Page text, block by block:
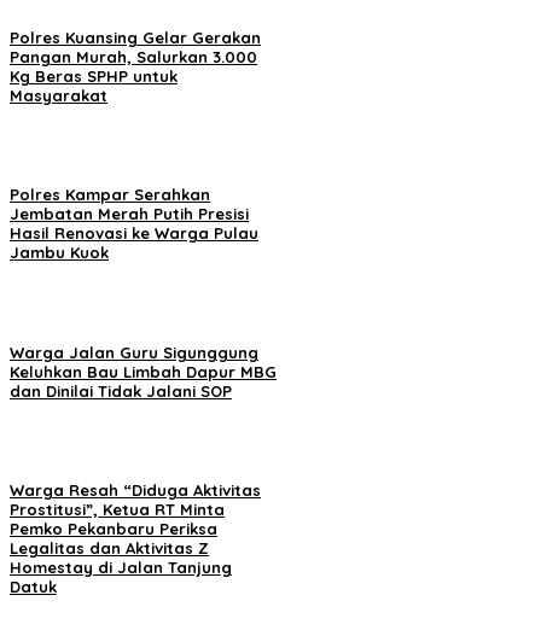
Polres Kuansing Gelar Gerakan
Pangan Murah, Salurkan 3.000
Kg Beras SPHP untuk
Masyarakat
Polres Kampar Serahkan
Jembatan Merah Putih Presisi
Hasil Renovasi ke Warga Pulau
Jambu Kuok
Warga Jalan Guru Sigunggung
Keluhkan Bau Limbah Dapur MBG
dan Dinilai Tidak Jalani SOP
Warga Resah “Diduga Aktivitas
Prostitusi”, Ketua RT Minta
Pemko Pekanbaru Periksa
Legalitas dan Aktivitas Z
Homestay di Jalan Tanjung
Datuk